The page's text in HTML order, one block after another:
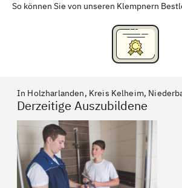
So können Sie von unseren Klempnern
In Holzharlanden, Kreis Kelheim,
Derzeitige Auszubildene